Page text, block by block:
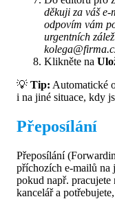
děkuji za váš
odpovím vám
urgentních
Klikněte na
💡 Tip: Automatické
i na jiné situace, kdy
Přeposílání
Přeposílání
příchozích e-mailů na
pokud např. pracujete
kancelář a